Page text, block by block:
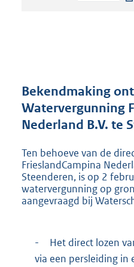
Bekendmaking
Watervergunning
Nederland B.V. te
Ten behoeve van de
FrieslandCampina
Steenderen, is op 2
watervergunning op
aangevraagd bij
-
Het direct lozen
via een persleiding in